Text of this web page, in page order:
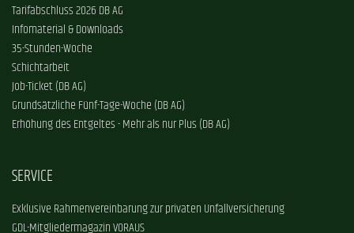
Tarifabschluss 2026 DB AG
Infomaterial & Downloads
35-Stunden-Woche
Schichtarbeit
Job-Ticket (DB AG)
Grundsätzliche Fünf-Tage-Woche (DB AG)
Erhöhung des Entgeltes - Mehr als nur Plus (DB AG)
SERVICE
Exklusive Rahmenvereinbarung zur privaten Unfallversicherung
GDL-Mitgliedermagazin VORAUS